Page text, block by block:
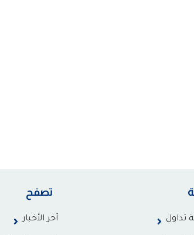
تداول
تصفح
آخر الأخبار